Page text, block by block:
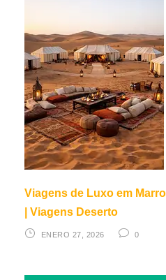
Viagens de Luxo em
| Viagens Deserto
ENERO 27, 2026 0